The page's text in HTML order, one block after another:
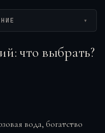
▾
что выбрать?
вода, богатство